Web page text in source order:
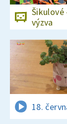
Šikulové
výzva
18.